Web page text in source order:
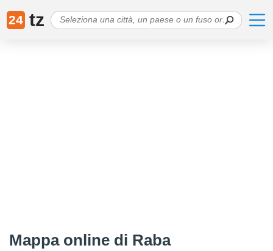
24 tz
Mappa online di Raba